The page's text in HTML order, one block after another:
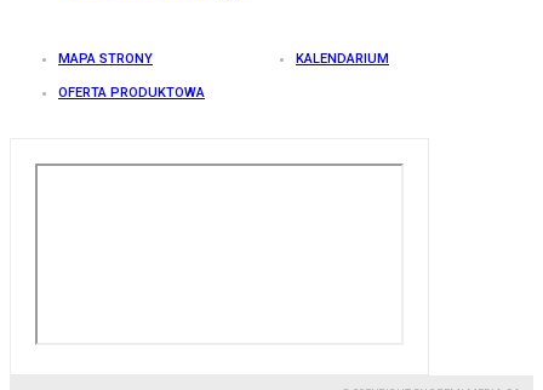
MAPA STRONY KALENDARIUM
OFERTA PRODUKTOWA